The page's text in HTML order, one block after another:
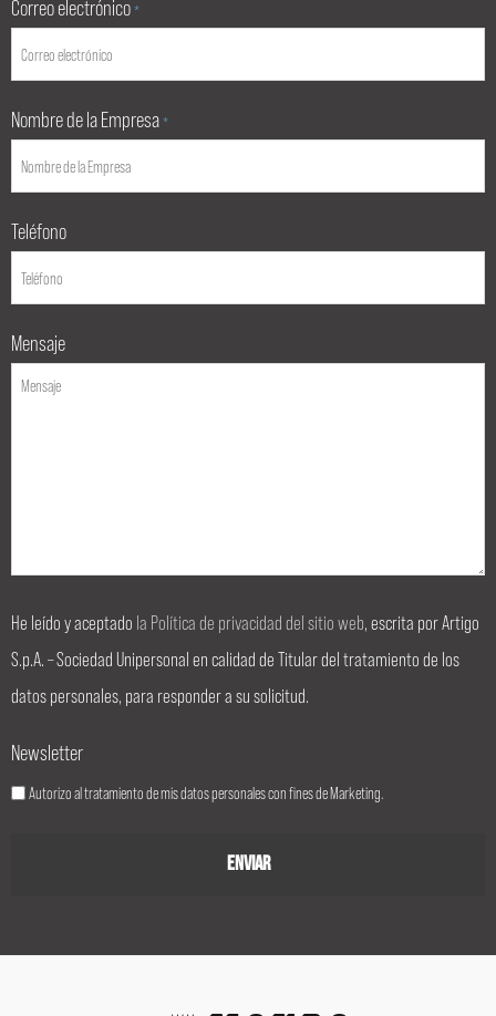
Correo electrónico *
Nombre de la Empresa *
Teléfono
Mensaje
He leído y aceptado la Política de privacidad del sitio web, escrita por Artigo
S.p.A. – Sociedad Unipersonal en calidad de Titular del tratamiento de los
datos personales, para responder a su solicitud.
Newsletter
Autorizo al tratamiento de mis datos personales con fines de Marketing.